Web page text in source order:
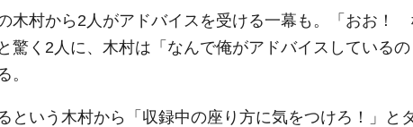
木村から2人がアドバイスを受ける一幕も。「おお！
驚く2人に、木村は「なんで俺がアドバイスしている
。
という木村から「収録中の座り方に気をつけろ！」と